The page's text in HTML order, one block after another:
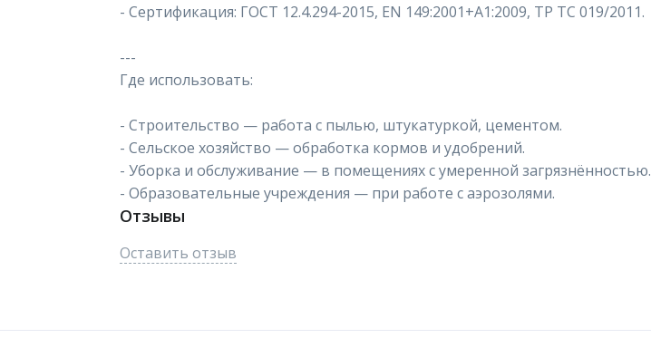
- Сертификация: ГОСТ 12.4.294-2015, EN 149:2001+A1:2009, ТР ТС 019/2011.
---
Где использовать:
- Строительство — работа с пылью, штукатуркой, цементом.
- Сельское хозяйство — обработка кормов и удобрений.
- Уборка и обслуживание — в помещениях с умеренной загрязнённостью.
- Образовательные учреждения — при работе с аэрозолями.
Отзывы
Оставить отзыв